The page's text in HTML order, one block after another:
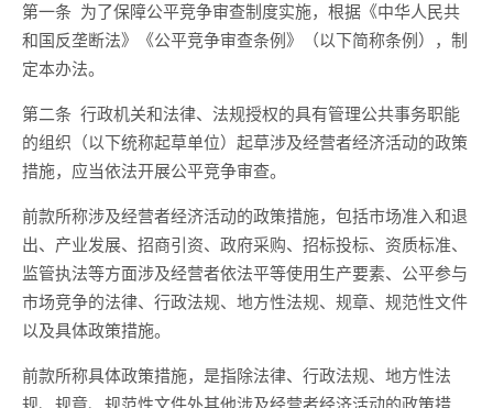
第一条 为了保障公平竞争审查制度实施，根据《中华人民共
和国反垄断法》《公平竞争审查条例》（以下简称条例），制
定本办法。
第二条 行政机关和法律、法规授权的具有管理公共事务职能
的组织（以下统称起草单位）起草涉及经营者经济活动的政策
措施，应当依法开展公平竞争审查。
前款所称涉及经营者经济活动的政策措施，包括市场准入和退
出、产业发展、招商引资、政府采购、招标投标、资质标准、
监管执法等方面涉及经营者依法平等使用生产要素、公平参与
市场竞争的法律、行政法规、地方性法规、规章、规范性文件
以及具体政策措施。
前款所称具体政策措施，是指除法律、行政法规、地方性法
规、规章、规范性文件外其他涉及经营者经济活动的政策措